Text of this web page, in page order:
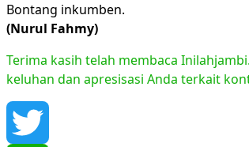
Bontang inkumben.
(Nurul Fahmy)
Terima kasih telah membaca
keluhan dan apresisasi Anda terkait